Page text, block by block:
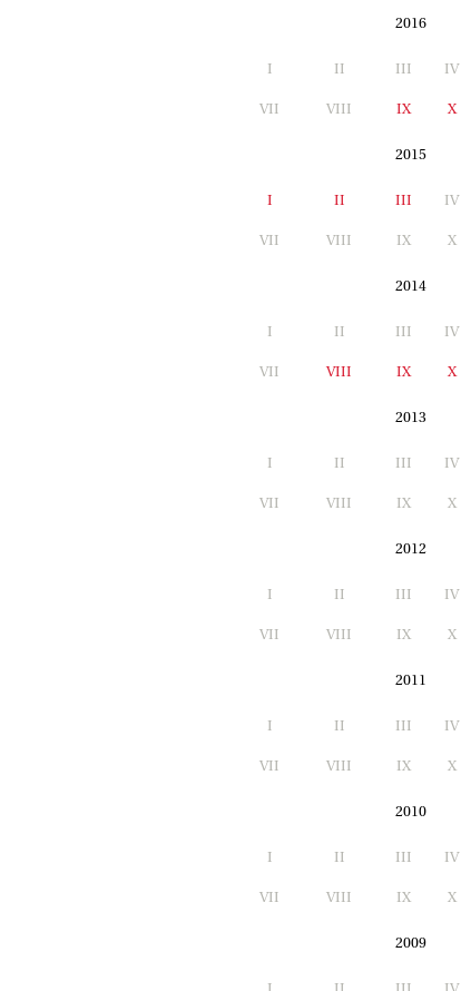
2016
I II III IV
VII VIII IX X
2015
I II III IV
VII VIII IX X
2014
I II III IV
VII VIII IX X
2013
I II III IV
VII VIII IX X
2012
I II III IV
VII VIII IX X
2011
I II III IV
VII VIII IX X
2010
I II III IV
VII VIII IX X
2009